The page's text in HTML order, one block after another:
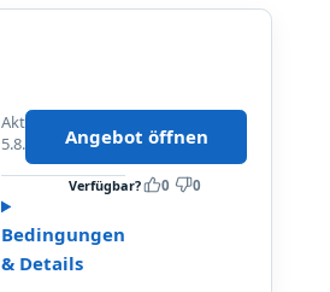
a
S
o
r
t
i
m
d
e
c
k
e
u
Aktualisiert
5.8.2026
Bedingungen
& Details
Angebot öffnen
Verfügbar? 0 0